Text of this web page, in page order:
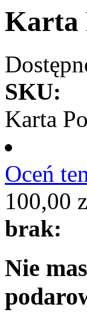
Karta
SKU:
Karta
Oceń
100,00
brak:
Nie